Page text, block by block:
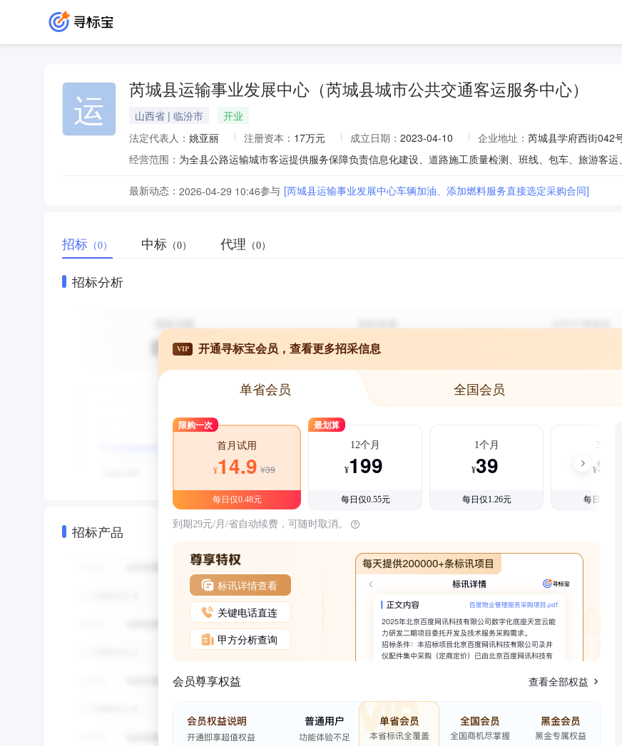
运 芮城县运输事业发展中心（芮城县城市公共交通客运服务中心）
山西省 | 临汾市
开业
法定代表人： 姚亚丽 注册资本： 17万元 成立日期： 2023-04-10 企业地址： 芮城县学府西街042
经营范围：
最新动态： 2026-04-29 10:46参与 [芮城县运输事业发展中心车辆加油、添加燃料服务直接选定采购合同]
招标 （0） 中标 （0） 代理 （0）
招标分析
招标产品
VIP 开通寻标宝会员，查看更多招采信息
单省会员 全国会员
限购一次
首月试用
¥14.9 ¥39
每日仅0.48元
最划算
12个月
¥199
每日仅0.55元
1个月
¥39
每日仅1.26元
3个月
¥99
每日仅1.08
到期29元/月/省自动续费，可随时取消。
标讯详情查看
关键电话直连
甲方分析查询
会员尊享权益 查看全部权益